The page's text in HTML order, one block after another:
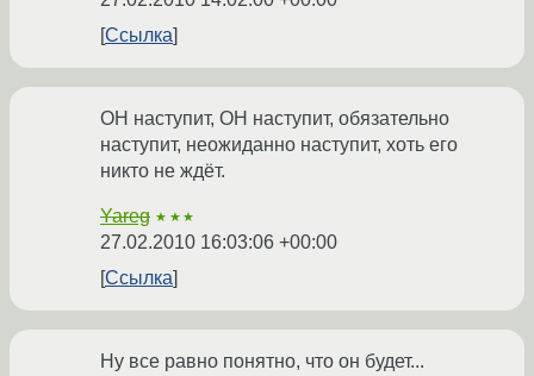
Ссылка
ОН наступит, ОН наступит, обязательно
наступит, неожиданно наступит, хоть его
никто не ждёт.
Yareg ★★★
27.02.2010 16:03:06 +00:00
Ссылка
Ну все равно понятно, что он будет...